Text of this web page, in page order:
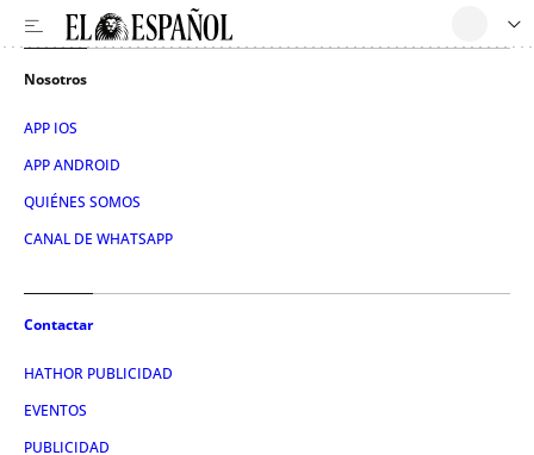
Nosotros
APP IOS
APP ANDROID
QUIÉNES SOMOS
CANAL DE WHATSAPP
Contactar
HATHOR PUBLICIDAD
EVENTOS
PUBLICIDAD